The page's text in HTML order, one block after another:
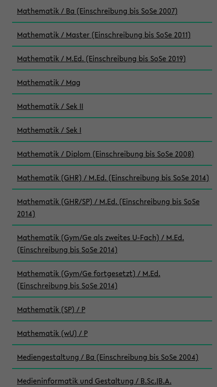
Mathematik / Ba (Einschreibung bis SoSe 2007)
Mathematik / Master (Einschreibung bis SoSe 2011)
Mathematik / M.Ed. (Einschreibung bis SoSe 2019)
Mathematik / Mag
Mathematik / Sek II
Mathematik / Sek I
Mathematik / Diplom (Einschreibung bis SoSe 2008)
Mathematik (GHR) / M.Ed. (Einschreibung bis SoSe 2014)
Mathematik (GHR/SP) / M.Ed. (Einschreibung bis SoSe
2014)
Mathematik (Gym/Ge als zweites U-Fach) / M.Ed.
(Einschreibung bis SoSe 2014)
Mathematik (Gym/Ge fortgesetzt) / M.Ed.
(Einschreibung bis SoSe 2014)
Mathematik (SP) / P
Mathematik (wU) / P
Mediengestaltung / Ba (Einschreibung bis SoSe 2004)
Medieninformatik und Gestaltung / B.Sc.|B.A.